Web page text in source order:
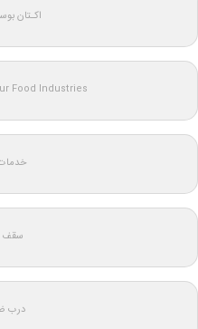
اکـتان
Food Industries
سقف
درب